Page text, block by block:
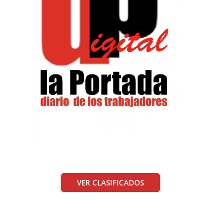
VER CLASIFICADOS